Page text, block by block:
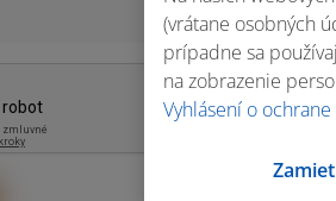
(vrátane osobných
prípadne sa
na zobrazenie
Vyhlásení o